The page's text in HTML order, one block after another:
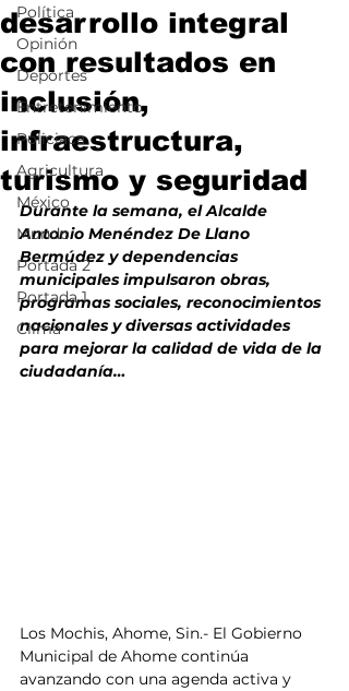
Política
Opinión
Deportes
Entretenimiento
Policiaca
Agricultura
México
Mundo
Portada 2
Portada 1
Clima
desarrollo integral
con resultados en
inclusión,
infraestructura,
turismo y seguridad
Durante la semana, el Alcalde
Antonio Menéndez De Llano
Bermúdez y dependencias
municipales impulsaron obras,
programas sociales, reconocimientos
nacionales y diversas actividades
para mejorar la calidad de vida de la
ciudadanía…
Los Mochis, Ahome, Sin.- El Gobierno
Municipal de Ahome continúa
avanzando con una agenda activa y